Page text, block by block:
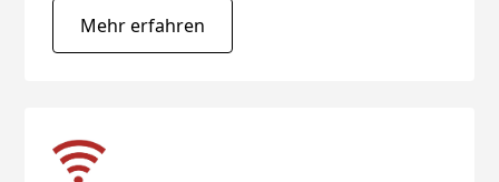
Mehr erfahren